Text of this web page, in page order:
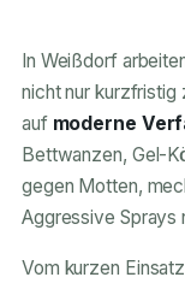
In Weißdorf
nicht nur kurzfristig
auf moderne
Bettwanzen, Gel-
gegen Motten,
Aggressive Sprays
Vom kurzen